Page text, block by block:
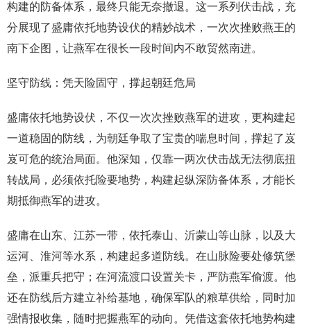
构建的防备体系，最终只能无奈撤退。这一系列伏击战，充
分展现了盛庸依托地势设伏的精妙战术，一次次挫败燕王的
南下企图，让燕军在很长一段时间内不敢贸然南进。
坚守防线：凭天险固守，撑起朝廷危局
盛庸依托地势设伏，不仅一次次挫败燕军的进攻，更构建起
一道稳固的防线，为朝廷争取了宝贵的喘息时间，撑起了岌
岌可危的统治局面。他深知，仅靠一两次伏击战无法彻底扭
转战局，必须依托险要地势，构建起纵深防备体系，才能长
期抵御燕军的进攻。
盛庸在山东、江苏一带，依托泰山、沂蒙山等山脉，以及大
运河、淮河等水系，构建起多道防线。在山脉险要处修筑堡
垒，派重兵把守；在河流渡口设置关卡，严防燕军偷渡。他
还在防线后方建立补给基地，确保军队的粮草供给，同时加
强情报收集，随时把握燕军的动向。凭借这套依托地势构建